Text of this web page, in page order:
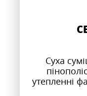
Суха
утепленні